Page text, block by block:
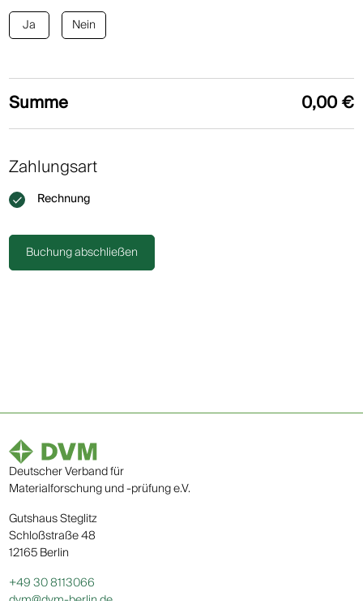
Ja
Nein
Summe 0,00 €
Zahlungsart
Rechnung
Deutscher Verband für
Materialforschung und -prüfung e.V.
Gutshaus Steglitz
Schloßstraße 48
12165 Berlin
+49 30 8113066